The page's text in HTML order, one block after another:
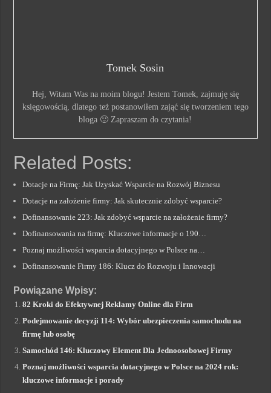
Tomek Sosin
Hej, Witam Was na moim blogu! Jestem Tomek, zajmuję się
księgowością, dlatego też postanowiłem zająć się tworzeniem tego
bloga 🙂 Zapraszam do czytania!
Related Posts:
Dotacje na Firmę: Jak Uzyskać Wsparcie na Rozwój Biznesu
Dotacje na założenie firmy: Jak skutecznie zdobyć wsparcie?
Dofinansowanie 223: Jak zdobyć wsparcie na założenie firmy?
Dofinansowania na firmę: Kluczowe informacje o 190…
Poznaj możliwości wsparcia dotacyjnego w Polsce na…
Dofinansowanie Firmy 186: Klucz do Rozwoju i Innowacji
Powiązane Wpisy:
82 Kroki do Efektywnej Reklamy Online dla Firm
Podejmowanie decyzji 114: Wybór ubezpieczenia samochodu na
firmę lub osobę
Samochód 146: Kluczowy Element Dla Jednoosobowej Firmy
Poznaj możliwości wsparcia dotacyjnego w Polsce na 2024 rok:
kluczowe informacje i porady